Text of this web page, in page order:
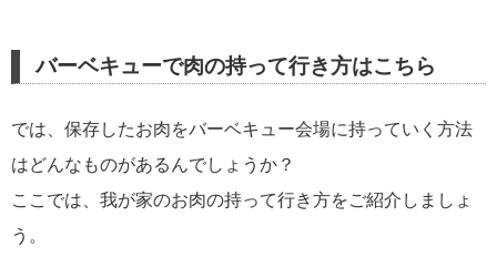
バーベキューで肉の持って行き方はこちら
では、保存したお肉をバーベキュー会場に持っていく方法
はどんなものがあるんでしょうか？
ここでは、我が家のお肉の持って行き方をご紹介しましょ
う。